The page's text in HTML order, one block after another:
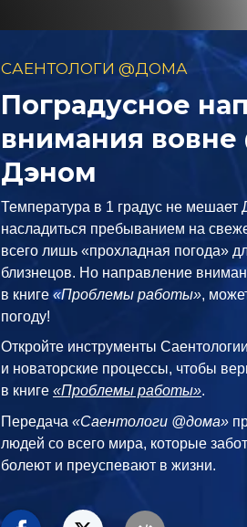
САЕНТОЛОГИ @ДОМА
Поградусное
внимания вовне
Дэном
Температура в 1 градус не мешает
насладиться пребыванием на
всего лишь «прохладная погода»
близнецов. Но направление
в книге«Проблемы работы»,
погоду!
Откройте инструменты
и новаторские процессы, чтобы
в книге«Проблемы работы».
Передача«Саентологи @дома»
людей со всего мира, которые
болеют и преуспевают в жизни.